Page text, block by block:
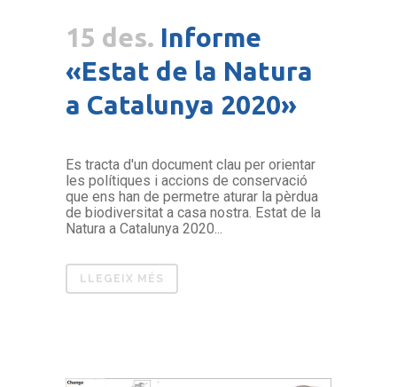
15 des. Informe
«Estat de la Natura
a Catalunya 2020»
Es tracta d'un document clau per orientar
les polítiques i accions de conservació
que ens han de permetre aturar la pèrdua
de biodiversitat a casa nostra. Estat de la
Natura a Catalunya 2020...
LLEGEIX MÉS